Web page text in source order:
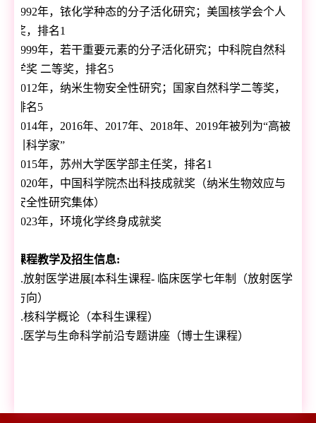
1992年，铱化学种态的分子活化研究；美国核学会个人
奖，排名1
1999年，若干重要元素的分子活化研究；中科院自然科
学奖 二等奖，排名5
2012年，纳米生物安全性研究；国家自然科学二等奖，
排名5
2014年， 2016年、 2017年、 2018年、 2019年被列为“高被
引科学家”
2015年，苏州大学医学部主任奖，排名1
2020年，中国科学院杰出科技成就奖（纳米生物效应与
安全性研究集体）
2023年，环境化学终身成就奖
课程教学及招生信息:
1.放射医学进展[本科生课程- 临床医学七年制（放射医学
方向）
2.核科学概论（本科生课程）
3. 医学与生命科学前沿专题讲座（博士生课程）